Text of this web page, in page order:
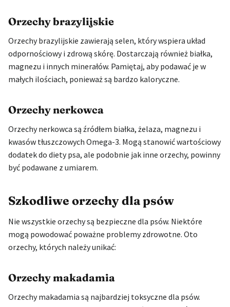
Orzechy brazylijskie
Orzechy brazylijskie zawierają selen, który wspiera układ
odpornościowy i zdrową skórę. Dostarczają również białka,
magnezu i innych minerałów. Pamiętaj, aby podawać je w
małych ilościach, ponieważ są bardzo kaloryczne.
Orzechy nerkowca
Orzechy nerkowca są źródłem białka, żelaza, magnezu i
kwasów tłuszczowych Omega-3. Mogą stanowić wartościowy
dodatek do diety psa, ale podobnie jak inne orzechy, powinny
być podawane z umiarem.
Szkodliwe orzechy dla psów
Nie wszystkie orzechy są bezpieczne dla psów. Niektóre
mogą powodować poważne problemy zdrowotne. Oto
orzechy, których należy unikać:
Orzechy makadamia
Orzechy makadamia są najbardziej toksyczne dla psów.